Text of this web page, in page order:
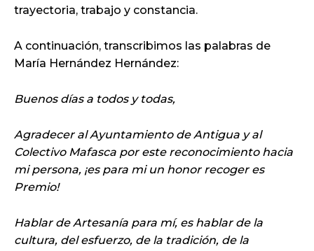
trayectoria, trabajo y constancia.
A continuación, transcribimos las palabras de
María Hernández Hernández:
Buenos días a todos y todas,
Agradecer al Ayuntamiento de Antigua y al
Colectivo Mafasca por este reconocimiento hacia
mi persona, ¡es para mi un honor recoger es
Premio!
Hablar de Artesanía para mí, es hablar de la
cultura, del esfuerzo, de la tradición, de la